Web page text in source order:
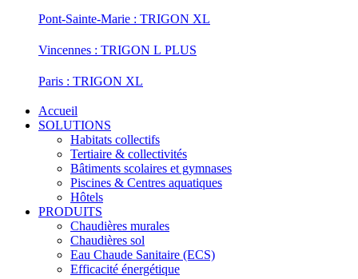
Pont-Sainte-Marie : TRIGON XL
Vincennes : TRIGON L PLUS
Paris : TRIGON XL
Accueil
SOLUTIONS
Habitats collectifs
Tertiaire & collectivités
Bâtiments scolaires et gymnases
Piscines & Centres aquatiques
Hôtels
PRODUITS
Chaudières murales
Chaudières sol
Eau Chaude Sanitaire (ECS)
Efficacité énergétique